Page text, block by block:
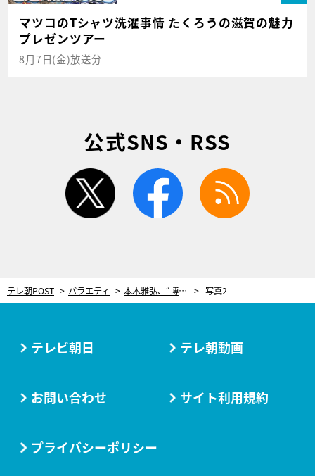
マツコのTシャツ洗濯事情 たくろうの滋賀の魅力
プレゼンツアー
8月7日(金)放送分
公式SNS・RSS
twitter facebook
テレ朝POST バラエティ 本木雅弘、“博士ちゃん”たちの熱意に感心！「エネルギーがわきますね」 写真2
テレビ朝日 テレ朝動画
お問い合わせ サイト利用規約
プライバシーポリシー